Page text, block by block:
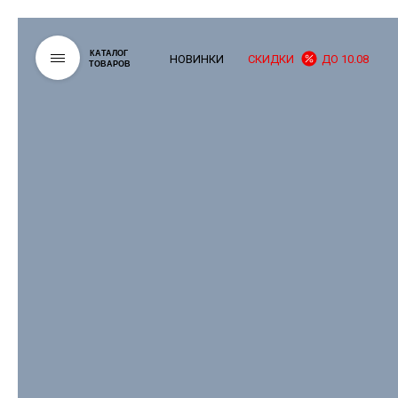
КАТАЛОГ
ТОВАРОВ
НОВИНКИ СКИДКИ ДО 10.08